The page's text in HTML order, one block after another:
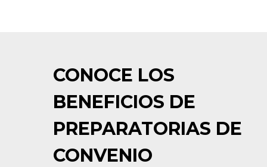
CONOCE LOS
BENEFICIOS DE
PREPARATORIAS DE
CONVENIO